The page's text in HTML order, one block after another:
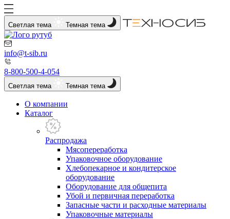
Светлая тема Темная тема
info@t-sib.ru
8-800-500-4-054
Светлая тема Темная тема
О компании
Каталог
Распродажа
Мясопереработка
Упаковочное оборудование
Хлебопекарное и кондитерское
оборудование
Оборудование для общепита
Убой и первичная переработка
Запасные части и расходные материалы
Упаковочные материалы